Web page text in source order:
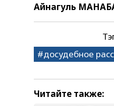
Айнагуль
досудебное
Читайте также: